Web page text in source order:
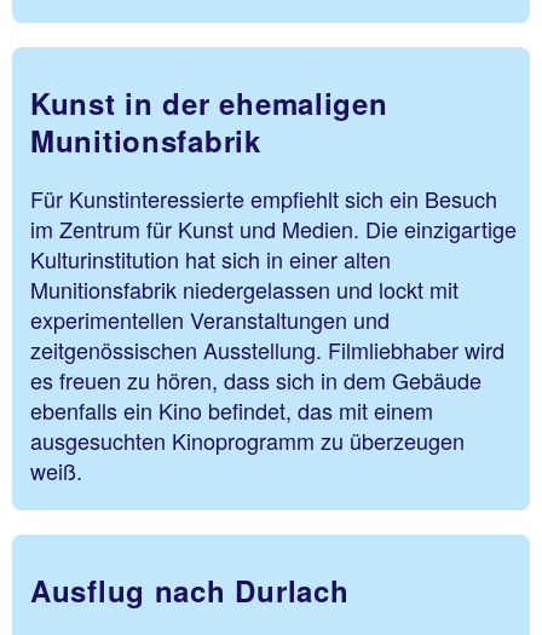
Kunst in der ehemaligen
Munitionsfabrik
Für Kunstinteressierte empfiehlt sich ein Besuch
im Zentrum für Kunst und Medien. Die einzigartige
Kulturinstitution hat sich in einer alten
Munitionsfabrik niedergelassen und lockt mit
experimentellen Veranstaltungen und
zeitgenössischen Ausstellung. Filmliebhaber wird
es freuen zu hören, dass sich in dem Gebäude
ebenfalls ein Kino befindet, das mit einem
ausgesuchten Kinoprogramm zu überzeugen
weiß.
Ausflug nach Durlach